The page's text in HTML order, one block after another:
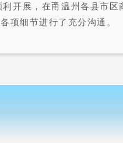
展，在甬温州各县市区
项细节进行了充分沟通。